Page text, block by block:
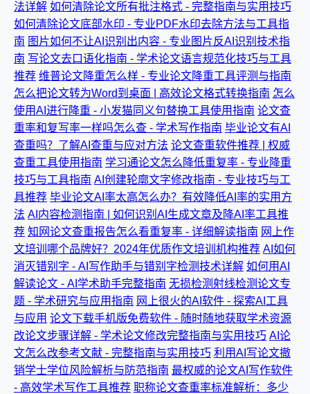
法详解 如何清除论文所有批注格式 - 完整指南与实用技巧
如何清除论文底部水印 - 专业PDF水印去除方法与工具指
南 图片如何不让AI识别出内容 - 专业图片反AI识别技术指
南 写论文去口语化指南 - 学术论文语言规范化技巧与工具
推荐 维普论文降重怎么样 - 专业论文降重工具评测与指南
怎么把论文转为Word到桌面 | 高效论文格式转换指南 怎么
使用AI进行降重 - 小发猫同义句替换工具使用指南 论文查
重率和复写率一样吗怎么查 - 学术写作指南 毕业论文有AI
查重吗？了解AI查重与应对方法 论文查重软件推荐 | 权威
查重工具使用指南 学习通论文怎么降低重复率 - 专业降重
技巧与工具指南 AI创建轮廓文字修改指南 - 专业技巧与工
具推荐 毕业论文AI率太高怎么办？有效降低AI率的实用方
法 AI内容检测指南 | 如何识别AI生成文章及降AI率工具推
荐 知网论文查重报告怎么看重复率 - 详细解读指南 网上作
文培训哪个品牌好？2024年优质作文培训机构推荐 AI如何
消灭错别字 - AI写作助手与错别字检测技术详解 如何用AI
解读论文 - AI学术助手完整指南 无损检测射线检测论文专
题 - 学术研究与应用指南 网上很火的AI软件 - 探索AI工具
与应用 论文下载手机版免费软件 - 随时随地获取学术资源
改论文步骤详解 - 学术论文修改完整指南与实用技巧 AI论
文怎么改参考文献 - 完整指南与实用技巧 利用AI写论文撤
销学士学位风险解析与防范指南 最权威的论文AI写作软件
- 高效学术写作工具推荐 职称论文查重率标准解析：多少